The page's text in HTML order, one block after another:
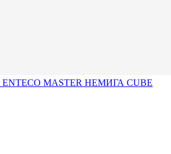
ENTECO MASTER НЕМИГА CUBE